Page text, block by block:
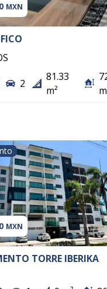
MXN
2
81.33
m²
MXN
TORRE IBERIKA